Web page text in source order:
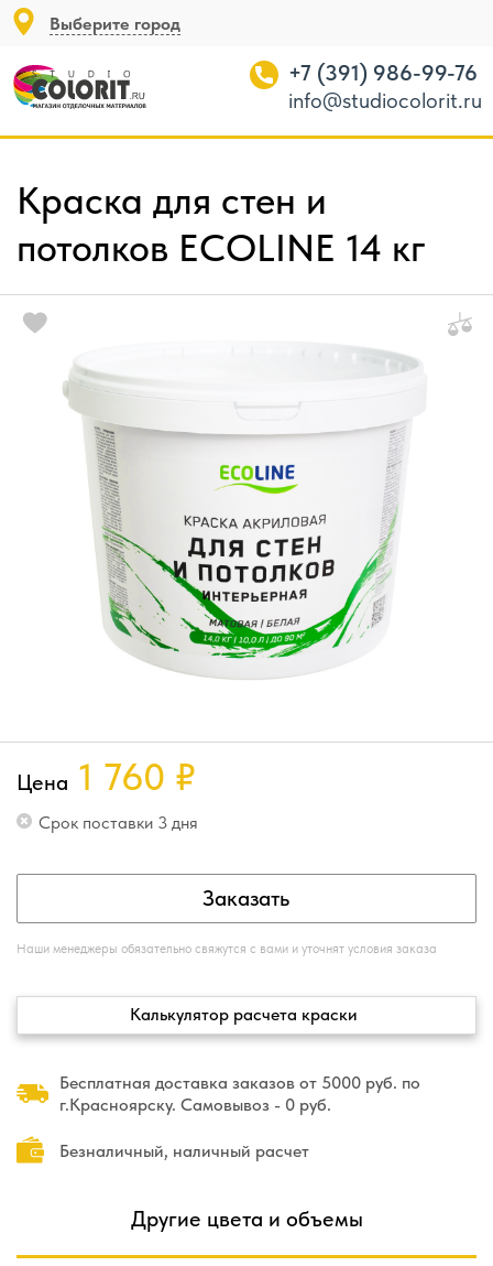
Выберите город
+7 (391) 986-99-76
info@studiocolorit.ru
Краска для стен и
потолков ECOLINE 14 кг
Цена 1 760 ₽
Срок поставки 3 дня
Заказать
Наши менеджеры обязательно свяжутся с вами и уточнят условия заказа
Калькулятор расчета краски
Бесплатная доставка заказов от 5000 руб. по
г.Красноярску. Самовывоз - 0 руб.
Безналичный, наличный расчет
Другие цвета и объемы